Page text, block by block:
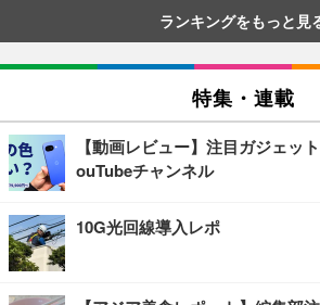
ランキングをもっと見
特集・連載
【動画レビュー】注目ガジェッ
ouTubeチャンネル
10G光回線導入レポ